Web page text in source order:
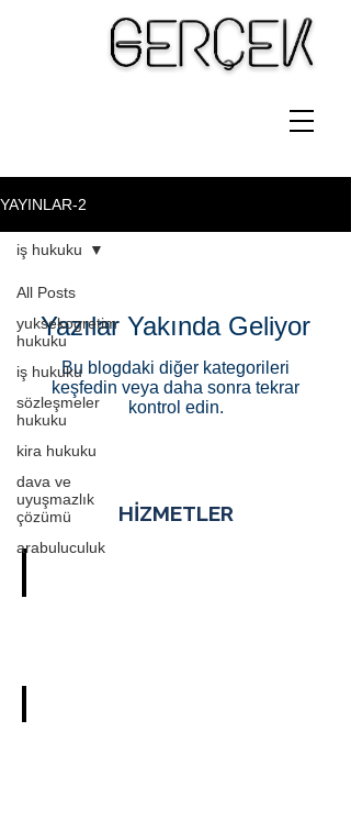
YAYINLAR-2
All Posts
yuksekogretim
hukuku
iş hukuku
sözleşmeler
hukuku
kira hukuku
dava ve
uyuşmazlık
çözümü
arabuluculuk
iş hukuku
Yazılar Yakında Geliyor
Bu blogdaki diğer kategorileri
keşfedin veya daha sonra tekrar
kontrol edin.
HİZMETLER